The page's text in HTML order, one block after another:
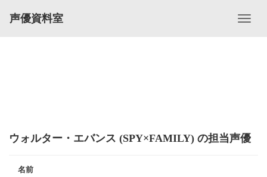
声優資料室
ウォルター・エバンス (SPY×FAMILY) の担当声優
名前